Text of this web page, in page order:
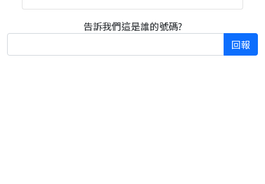
告訴我們這是誰的號碼?
回報